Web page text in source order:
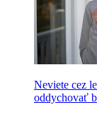
Neviete cez
oddychovať